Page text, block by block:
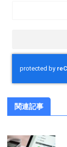
関連記事